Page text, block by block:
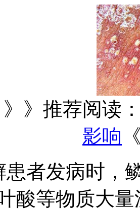
》推荐阅读
影响
患者发病时，
酸等物质大